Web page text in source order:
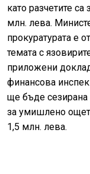
като разчетите
млн. лева.
прокуратурата е
темата с
приложени
финансова
ще бъде
за умишлено
1,5 млн. лева.